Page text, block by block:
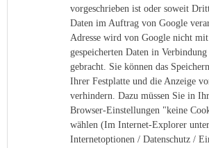
vorgeschrieben ist oder soweit
Daten im Auftrag von Google
Adresse wird von Google nicht
gespeicherten Daten in Verbindung
gebracht. Sie können das
Ihrer Festplatte und die Anzeige
verhindern. Dazu müssen Sie in
Browser-Einstellungen "keine
wählen (Im Internet-Explorer
Internetoptionen / Datenschutz /